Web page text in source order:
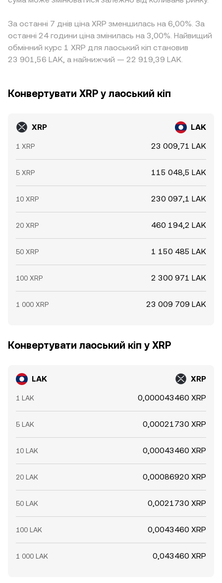
За останні 7 днів ціна XRP зменшилась на 6,00%. За
останні 24 години ціна змінилась на 3,00%. Найвищий
обмінний курс 1 XRP для лаоський кіп становив
23 901,56 LAK, а найнижчий — 22 919,39 LAK.
Конвертувати XRP у лаоський кіп
XRP LAK
1 XRP 23 009,71 LAK
5 XRP 115 048,5 LAK
10 XRP 230 097,1 LAK
20 XRP 460 194,2 LAK
50 XRP 1 150 485 LAK
100 XRP 2 300 971 LAK
1 000 XRP 23 009 709 LAK
Конвертувати лаоський кіп у XRP
LAK XRP
1 LAK 0,000043460 XRP
5 LAK 0,00021730 XRP
10 LAK 0,00043460 XRP
20 LAK 0,00086920 XRP
50 LAK 0,0021730 XRP
100 LAK 0,0043460 XRP
1 000 LAK 0,043460 XRP